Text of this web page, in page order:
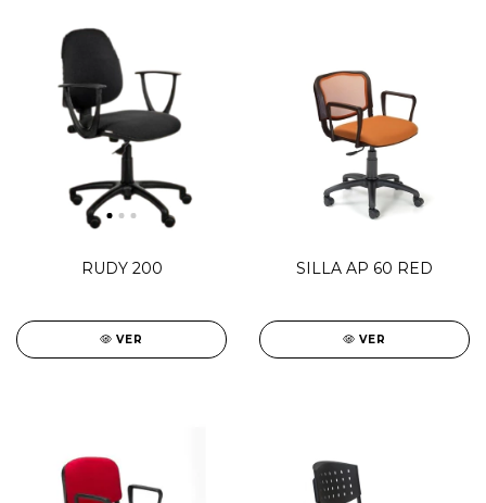
RUDY 200
VER
SILLA AP 60 RED
VER